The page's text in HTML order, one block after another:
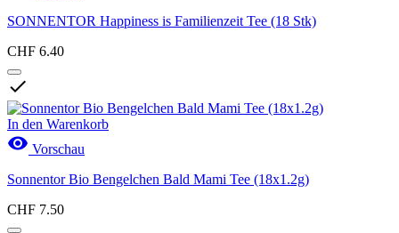
SONNENTOR Happiness is Familienzeit Tee (18 Stk)
CHF 6.40

In den Warenkorb
 Vorschau
Sonnentor Bio Bengelchen Bald Mami Tee (18x1.2g)
CHF 7.50